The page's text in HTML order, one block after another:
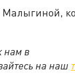
нам в
на наш